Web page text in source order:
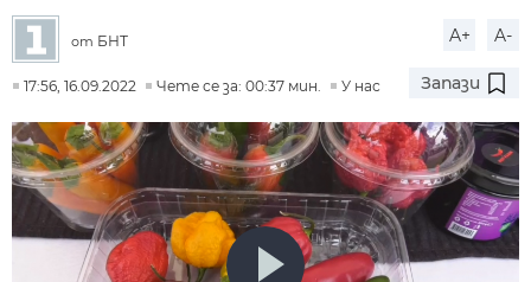
от БНТ A+ A-
17:56, 16.09.2022 Чете се за: 00:37 мин. У нас Запази